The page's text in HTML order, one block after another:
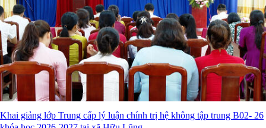
Khai giảng lớp Trung cấp lý luận chính trị hệ không tập trung B02- 26